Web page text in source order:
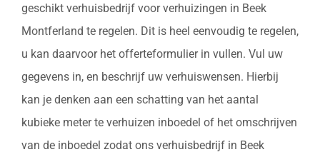
geschikt verhuisbedrijf voor verhuizingen in Beek
Montferland te regelen. Dit is heel eenvoudig te regelen,
u kan daarvoor het offerteformulier in vullen. Vul uw
gegevens in, en beschrijf uw verhuiswensen. Hierbij
kan je denken aan een schatting van het aantal
kubieke meter te verhuizen inboedel of het omschrijven
van de inboedel zodat ons verhuisbedrijf in Beek